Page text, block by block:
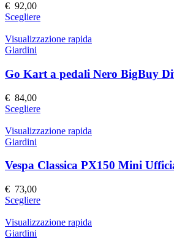
scelte
nella
pagina
€ 92,00
ScegliereQuesto
ha
Le
opzioni
scelte
nella
pagina
prodotto
Visualizzazione rapida
Giardini
Go Kart a pedali Nero BigBuy
€ 84,00
ScegliereQuesto
ha
Le
scelte
nella
pagina
Visualizzazione rapida
Giardini
Vespa Classica PX150 Mini
€ 73,00
ScegliereQuesto
ha
Visualizzazione rapida
Giardini